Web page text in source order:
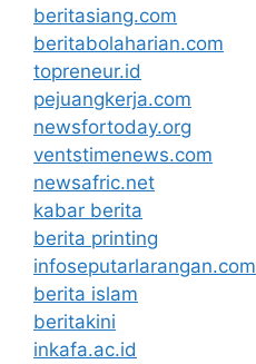
beritasiang.com
beritabolaharian.com
topreneur.id
pejuangkerja.com
newsfortoday.org
ventstimenews.com
newsafric.net
kabar berita
berita printing
infoseputarlarangan.com
berita islam
beritakini
inkafa.ac.id